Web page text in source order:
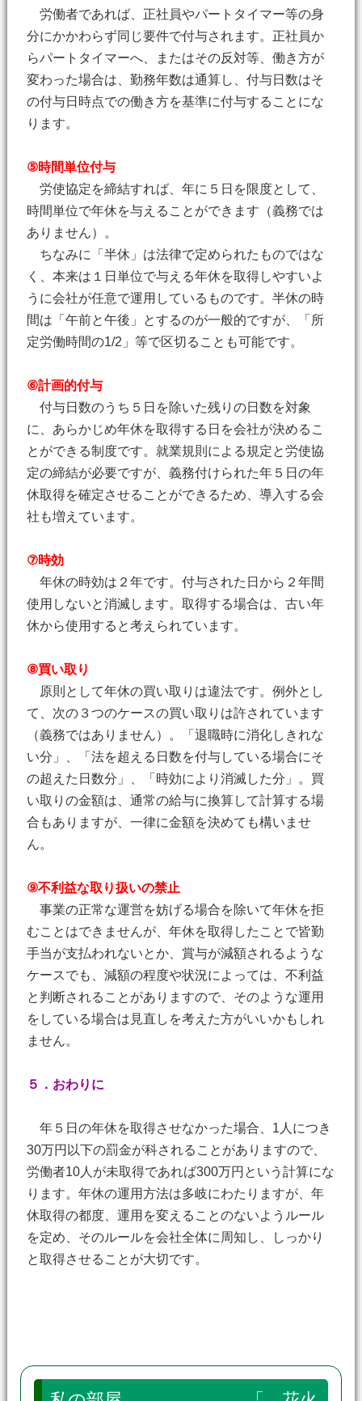
労働者であれば、正社員やパートタイマー等の身
分にかかわらず同じ要件で付与されます。正社員か
らパートタイマーへ、またはその反対等、働き方が
変わった場合は、勤務年数は通算し、付与日数はそ
の付与日時点での働き方を基準に付与することにな
ります。
⑤時間単位付与
労使協定を締結すれば、年に５日を限度として、
時間単位で年休を与えることができます（義務では
ありません）。
ちなみに「半休」は法律で定められたものではな
く、本来は１日単位で与える年休を取得しやすいよ
うに会社が任意で運用しているものです。半休の時
間は「午前と午後」とするのが一般的ですが、「所
定労働時間の1/2」等で区切ることも可能です。
⑥計画的付与
付与日数のうち５日を除いた残りの日数を対象
に、あらかじめ年休を取得する日を会社が決めるこ
とができる制度です。就業規則による規定と労使協
定の締結が必要ですが、義務付けられた年５日の年
休取得を確定させることができるため、導入する会
社も増えています。
⑦時効
年休の時効は２年です。付与された日から２年間
使用しないと消滅します。取得する場合は、古い年
休から使用すると考えられています。
⑧買い取り
原則として年休の買い取りは違法です。例外とし
て、次の３つのケースの買い取りは許されています
（義務ではありません）。「退職時に消化しきれな
い分」、「法を超える日数を付与している場合にそ
の超えた日数分」、「時効により消滅した分」。買
い取りの金額は、通常の給与に換算して計算する場
合もありますが、一律に金額を決めても構いませ
ん。
⑨不利益な取り扱いの禁止
事業の正常な運営を妨げる場合を除いて年休を拒
むことはできませんが、年休を取得したことで皆勤
手当が支払われないとか、賞与が減額されるような
ケースでも、減額の程度や状況によっては、不利益
と判断されることがありますので、そのような運用
をしている場合は見直しを考えた方がいいかもしれ
ません。
５．おわりに
年５日の年休を取得させなかった場合、1人につき
30万円以下の罰金が科されることがありますので、
労働者10人が未取得であれば300万円という計算にな
ります。年休の運用方法は多岐にわたりますが、年
休取得の都度、運用を変えることのないようルール
を定め、そのルールを会社全体に周知し、しっかり
と取得させることが大切です。